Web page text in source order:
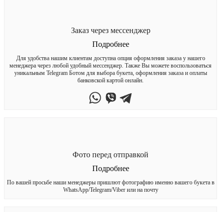
Заказ через мессенджер
Подробнее
Для удобства нашим клиентам доступна опция оформления заказа у нашего
менеджера через любой удобный мессенджер. Также Вы можете воспользоваться
уникальным Telegram Ботом для выбора букета, оформления заказа и оплаты
банковской картой онлайн.
Фото перед отправкой
Подробнее
По вашей просьбе наши менеджеры пришлют фотографию именно вашего букета в
WhatsApp/Telegram/Viber или на почту